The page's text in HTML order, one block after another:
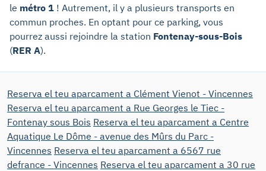
le métro 1 ! Autrement, il y a plusieurs transports en
commun proches. En optant pour ce parking, vous
pourrez aussi rejoindre la station Fontenay-sous-Bois
(RER A).
Reserva el teu aparcament a Clément Vienot - Vincennes
Reserva el teu aparcament a Rue Georges le Tiec -
Fontenay sous Bois Reserva el teu aparcament a Centre
Aquatique Le Dôme - avenue des Mûrs du Parc -
Vincennes Reserva el teu aparcament a 6567 rue
defrance - Vincennes Reserva el teu aparcament a 30 rue